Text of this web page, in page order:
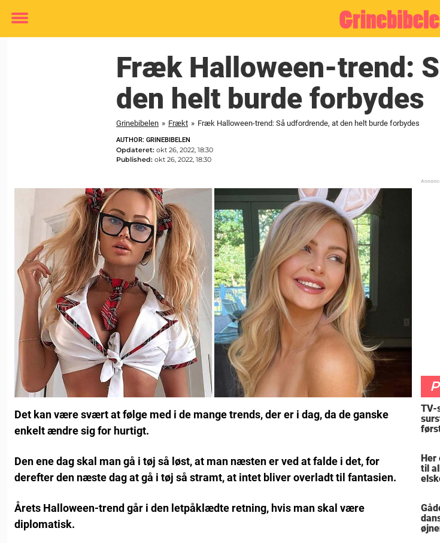
Toggle
Fræk Halloween-trend:
den helt burde forbydes
Grinebibelen » Frækt » Fræk Halloween-trend: Så udfordrende, at den helt burde forbydes
AUTHOR: GRINEBIBELEN
Opdateret: okt 26, 2022, 18:30
Published: okt 26, 2022, 18:30
Det kan være svært at følge med i de mange trends, der er i dag, da de ganske
enkelt ændre sig for hurtigt.
Den ene dag skal man gå i tøj så løst, at man næsten er ved at falde i det, for
derefter den næste dag at gå i tøj så stramt, at intet bliver overladt til fantasien.
Årets Halloween-trend går i den letpåklædte retning, hvis man skal være
diplomatisk.
TV-
Her
til